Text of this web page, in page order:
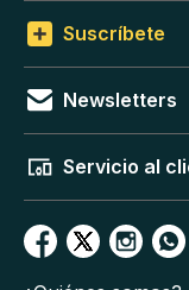
Suscríbete
Newsletters
Servicio al